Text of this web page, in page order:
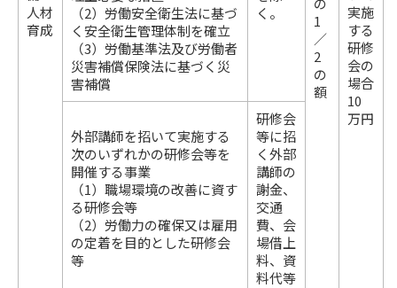
人材
育成
（2）労働安全衛生法に基づ
く安全衛生管理体制を確立
（3）労働基準法及び労働者
災害補償保険法に基づく災
害補償
く。
1
／
2
の
額
実施
する
研修
会の
場合
10
万円
外部講師を招いて実施する
次のいずれかの研修会等を
開催する事業
（1）職場環境の改善に資す
る研修会等
（2）労働力の確保又は雇用
の定着を目的とした研修会
等
研修会
等に招
く外部
講師の
謝金、
交通
費、会
場借上
料、資
料代等